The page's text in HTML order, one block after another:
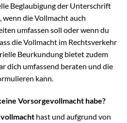
Beglaubigung der Unterschrift
wenn die Vollmacht auch
umfassen soll oder wenn du
die Vollmacht im Rechtsverkehr
Beurkundung bietet zudem
dich umfassend beraten und die
kann.
Vorsorgevollmacht habe?
hast und aufgrund von